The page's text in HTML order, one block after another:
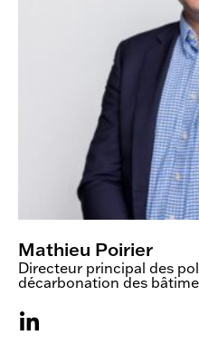
Mathieu Poirier
Directeur principal des
décarbonation des